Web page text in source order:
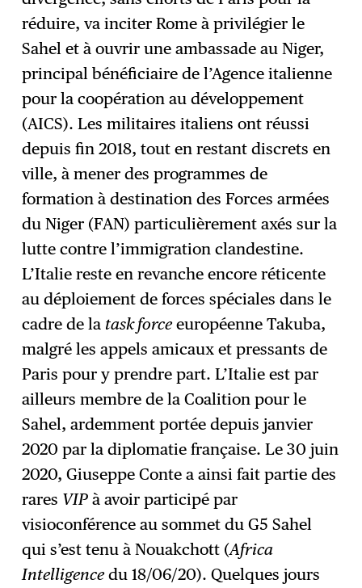
réduire, va inciter Rome à privilégier le
Sahel et à ouvrir une ambassade au Niger,
principal bénéficiaire de l’Agence italienne
pour la coopération au développement
(AICS). Les militaires italiens ont réussi
depuis fin 2018, tout en restant discrets en
ville, à mener des programmes de
formation à destination des Forces armées
du Niger (FAN) particulièrement axés sur la
lutte contre l’immigration clandestine.
L’Italie reste en revanche encore réticente
au déploiement de forces spéciales dans le
cadre de la task forceeuropéenne Takuba,
malgré les appels amicaux et pressants de
Paris pour y prendre part. L’Italie est par
ailleurs membre de la Coalition pour le
Sahel, ardemment portée depuis janvier
2020 par la diplomatie française. Le 30 juin
2020, Giuseppe Conte a ainsi fait partie des
rares VIP à avoir participé par
visioconférence au sommet du G5 Sahel
qui s’est tenu à Nouakchott (Africa
Intelligencedu 18/06/20). Quelques jours